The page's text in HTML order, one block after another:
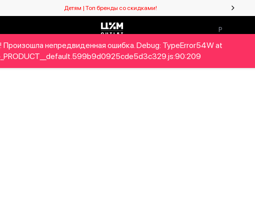
Детям | Топ бренды со скидками!
Детям Home&Gifts Бренды Новый сезон
Произошла непредвиденная ошибка. Debug: TypeError54W at